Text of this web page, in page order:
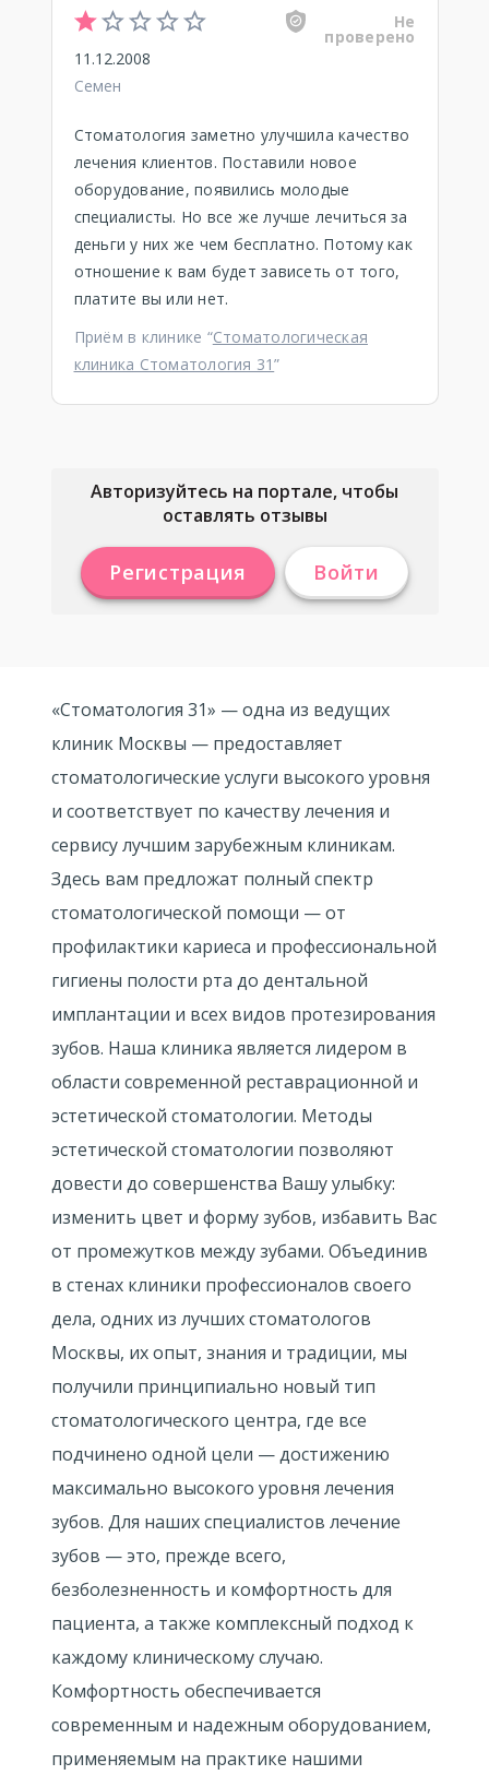
Не
проверено
11.12.2008
Семен
Стоматология заметно улучшила качество
лечения клиентов. Поставили новое
оборудование, появились молодые
специалисты. Но все же лучше лечиться за
деньги у них же чем бесплатно. Потому как
отношение к вам будет зависеть от того,
платите вы или нет.
Приём в клинике “Стоматологическая
клиника Стоматология 31”
Авторизуйтесь на портале, чтобы
оставлять отзывы
Регистрация Войти
«Стоматология 31» — одна из ведущих
клиник Москвы — предоставляет
стоматологические услуги высокого уровня
и соответствует по качеству лечения и
сервису лучшим зарубежным клиникам.
Здесь вам предложат полный спектр
стоматологической помощи — от
профилактики кариеса и профессиональной
гигиены полости рта до дентальной
имплантации и всех видов протезирования
зубов. Наша клиника является лидером в
области современной реставрационной и
эстетической стоматологии. Методы
эстетической стоматологии позволяют
довести до совершенства Вашу улыбку:
изменить цвет и форму зубов, избавить Вас
от промежутков между зубами. Объединив
в стенах клиники профессионалов своего
дела, одних из лучших стоматологов
Москвы, их опыт, знания и традиции, мы
получили принципиально новый тип
стоматологического центра, где все
подчинено одной цели — достижению
максимально высокого уровня лечения
зубов. Для наших специалистов лечение
зубов — это, прежде всего,
безболезненность и комфортность для
пациента, а также комплексный подход к
каждому клиническому случаю.
Комфортность обеспечивается
современным и надежным оборудованием,
применяемым на практике нашими